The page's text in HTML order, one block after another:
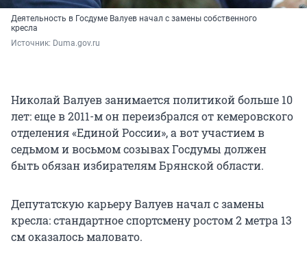
Деятельность в Госдуме Валуев начал с замены собственного
кресла
Источник: Duma.gov.ru
Николай Валуев занимается политикой больше 10
лет: еще в 2011-м он переизбрался от кемеровского
отделения «Единой России», а вот участием в
седьмом и восьмом созывах Госдумы должен
быть обязан избирателям Брянской области.
Депутатскую карьеру Валуев начал с замены
кресла: стандартное спортсмену ростом 2 метра 13
см оказалось маловато.